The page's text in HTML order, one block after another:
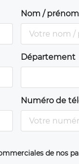
Nom / prénom
Département
Numéro de
de nos